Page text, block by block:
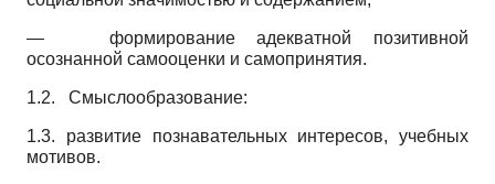
— формирование адекватной позитивной
осознанной самооценки и самопринятия.
1.2. Смыслообразование:
1.3. развитие познавательных интересов, учебных
мотивов.